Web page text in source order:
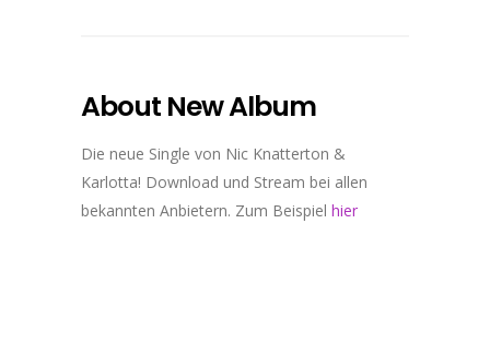
About New Album
Die neue Single von Nic Knatterton &
Karlotta! Download und Stream bei allen
bekannten Anbietern. Zum Beispiel hier